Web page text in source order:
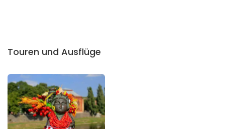
Touren und Ausflüge